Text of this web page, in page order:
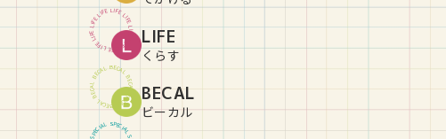
LIFEL
IF
E
L
F
L
I
FE
F
E
L
I
F
E
L
I
F
E
L
IF
E
LIFE
LIFE
くらす
BECA
L
BE
C
A
L
B
E
C
A
B
E
C
A
L
B
E
C
A
L
BE
CAL
BECAL
ビーカル
SPECI
A
L
S
SP
E
CIAL